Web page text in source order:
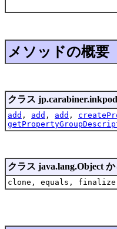
メソッドの概要
クラス
add , add , add ,
クラス java.lang.Object
clone, equals,